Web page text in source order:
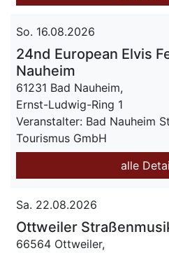
So. 16.08.2026
24nd European Elvis
Nauheim
61231 Bad Nauheim,
Ernst-Ludwig-Ring 1
Veranstalter: Bad Nauheim
Tourismus GmbH
alle
Sa. 22.08.2026
Ottweiler
66564 Ottweiler,